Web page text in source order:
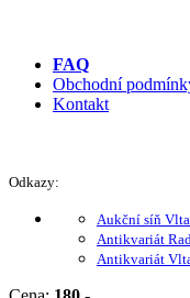
FAQ
Obchodní
Kontakt
Odkazy:
Aukční síň
Antikvariát
Antikvariát